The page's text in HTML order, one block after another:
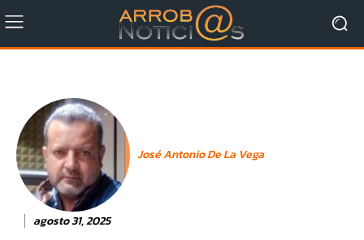
José Antonio De La Vega
agosto 31, 2025